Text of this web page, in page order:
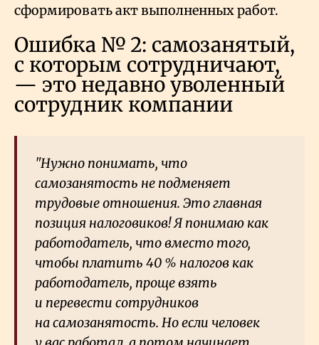
сформировать акт выполненных работ.
Ошибка № 2: самозанятый,
с которым сотрудничают,
— это недавно уволенный
сотрудник компании
"Нужно понимать, что
самозанятость не подменяет
трудовые отношения. Это главная
позиция налоговиков! Я понимаю как
работодатель, что вместо того,
чтобы платить 40 % налогов как
работодатель, проще взять
и перевести сотрудников
на самозанятость. Но если человек